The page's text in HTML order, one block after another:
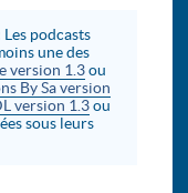
Les podcasts
une des
version 1.3ou
By Sa version
version 1.3ou
sous leurs